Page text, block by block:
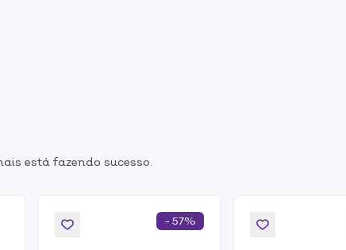
está fazendo sucesso.
- 57%